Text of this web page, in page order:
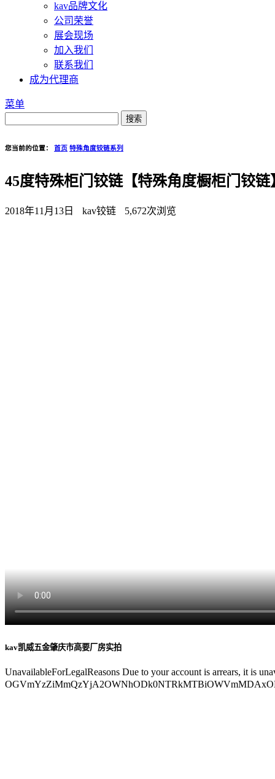
kav品牌文化
公司荣誉
展会现场
加入我们
联系我们
成为代理商
菜单
您当前的位置： 首页 特殊角度铰链系列
45度特殊柜门铰链【特殊角度橱柜门铰链
2018年11月13日 kav铰链 5,672次浏览
kav凯威五金肇庆市高要厂房实拍